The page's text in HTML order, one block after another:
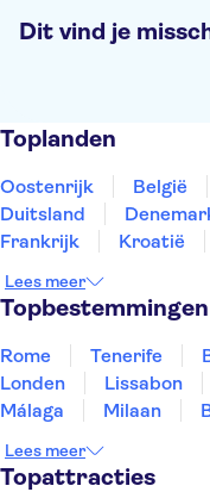
Dit vind je
Toplanden
Oostenrijk België
Duitsland
Frankrijk
Kroatië
Slovenië
Thailand
Lees meer
Topbestemmingen
Rome Tenerife
Londen
Lissabon
Málaga
Milaan
Eindhoven
Lees meer
Topattracties